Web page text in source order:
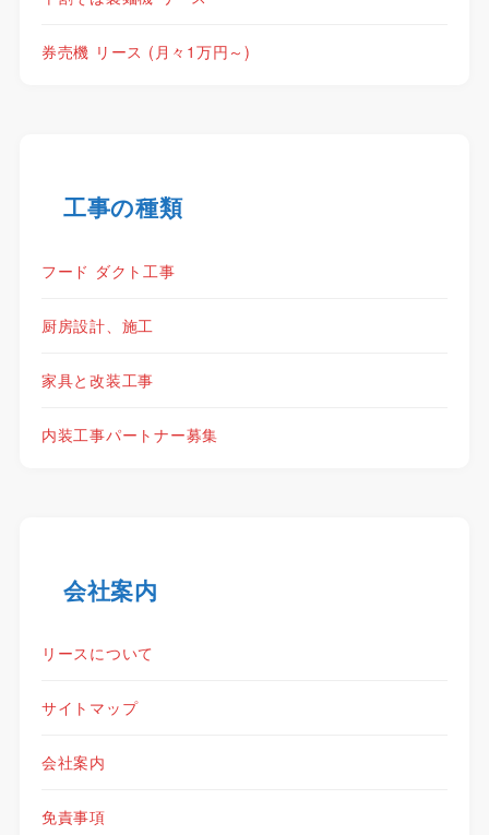
券売機 リース (月々1万円～)
工事の種類
フード ダクト工事
厨房設計、施工
家具と改装工事
内装工事パートナー募集
会社案内
リースについて
サイトマップ
会社案内
免責事項